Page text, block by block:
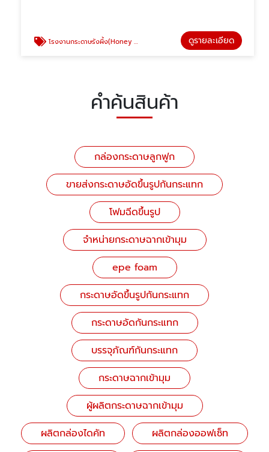
โรงงานกระดาษรังผึ้ง(Honey Comp) ดูรายละเอียด
คำค้นสินค้า
กล่องกระดาษลูกฟูก
ขายส่งกระดาษอัดขึ้นรูปกันกระแทก
โฟมฉีดขึ้นรูป
จำหน่ายกระดาษฉากเข้ามุม
epe foam
กระดาษอัดขึ้นรูปกันกระแทก
กระดาษอัดกันกระแทก
บรรจุภัณฑ์กันกระแทก
กระดาษฉากเข้ามุม
ผู้ผลิตกระดาษฉากเข้ามุม
ผลิตกล่องไดคัท
ผลิตกล่องออฟเซ็ท